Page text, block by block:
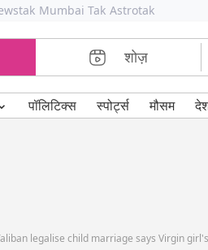
Mumbai Tak Astrotak
शोज़
पॉलिटिक्स स्पोर्ट्स मौसम
legalise child marriage says Virgin